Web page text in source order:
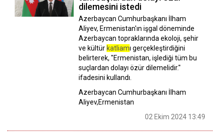
dilemesini istedi
Azerbaycan Cumhurbaşkanı İlham
Aliyev, Ermenistan'ın işgal döneminde
Azerbaycan topraklarında ekoloji, şehir
ve kültür katliamı gerçekleştirdiğini
belirterek, "Ermenistan, işlediği tüm bu
suçlardan dolayı özür dilemelidir."
ifadesini kullandı.
Azerbaycan Cumhurbaşkanı İlham
Aliyev,Ermenistan
02 Ekim 2024 13:49